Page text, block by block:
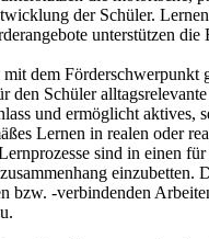
der Schüler.
unterstützen
dem Förderschwerpunkt
den Schüler
und ermöglicht aktives,
Lernen in realen oder
sind in einen
einzubetten.
bzw. -verbindenden